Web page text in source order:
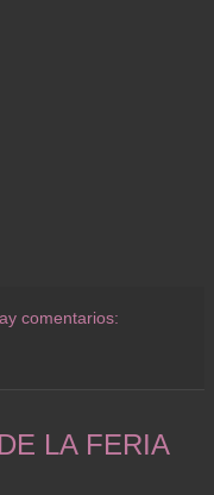
comentarios:
LA FERIA